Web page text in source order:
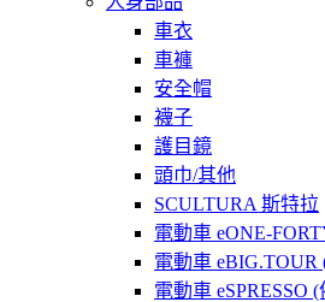
車衣
車褲
安全帽
襪子
護目鏡
頭巾/其他
SCULTURA 斯特拉
電動車 eONE-
電動車 eBIG.TOUR
電動車 eSPRESSO